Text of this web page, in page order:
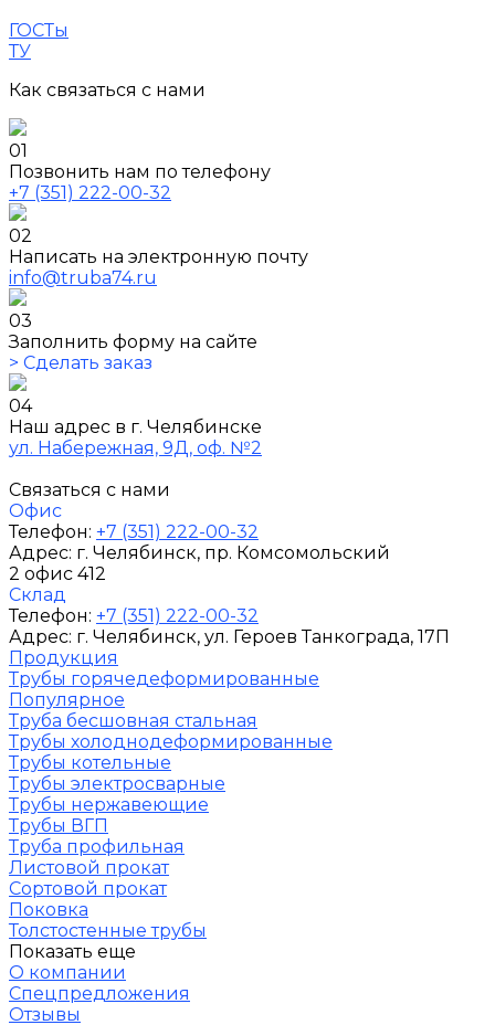
ГОСТы
ТУ
Как связаться с нами
01
Позвонить нам по телефону
+7 (351) 222-00-32
02
Написать на электронную почту
info@truba74.ru
03
Заполнить форму на сайте
> Сделать заказ
04
Наш адрес в г. Челябинске
ул. Набережная, 9Д, оф. №2
Связаться с нами
Офис
Телефон: +7 (351) 222-00-32
Адрес: г. Челябинск, пр. Комсомольский
2 офис 412
Склад
Телефон: +7 (351) 222-00-32
Адрес: г. Челябинск, ул. Героев Танкограда, 17П
Продукция
Трубы горячедеформированные
Популярное
Труба бесшовная стальная
Трубы холоднодеформированные
Трубы котельные
Трубы электросварные
Трубы нержавеющие
Трубы ВГП
Труба профильная
Листовой прокат
Сортовой прокат
Поковка
Толстостенные трубы
Показать еще
О компании
Спецпредложения
Отзывы